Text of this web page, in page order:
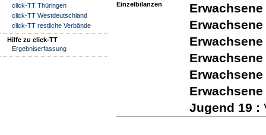
click-TT Thüringen
click-TT Westdeutschland
click-TT restliche Verbände
Hilfe zu click-TT
Ergebniserfassung
Einzelbilanzen
Erwachsene
Erwachsene
Erwachsene
Erwachsene
Erwachsene
Erwachsene
Jugend 19 :